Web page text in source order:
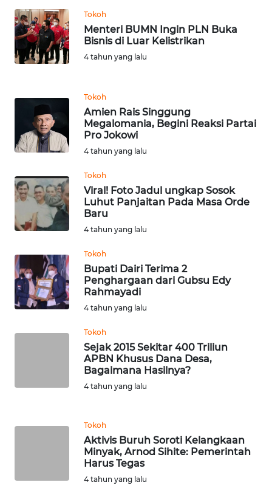
Tokoh
Menteri BUMN Ingin PLN Buka
Bisnis di Luar Kelistrikan
4 tahun yang lalu
Tokoh
Amien Rais Singgung
Megalomania, Begini Reaksi Partai
Pro Jokowi
4 tahun yang lalu
Tokoh
Viral! Foto Jadul ungkap Sosok
Luhut Panjaitan Pada Masa Orde
Baru
4 tahun yang lalu
Tokoh
Bupati Dairi Terima 2
Penghargaan dari Gubsu Edy
Rahmayadi
4 tahun yang lalu
Tokoh
Sejak 2015 Sekitar 400 Triliun
APBN Khusus Dana Desa,
Bagaimana Hasilnya?
4 tahun yang lalu
Tokoh
Aktivis Buruh Soroti Kelangkaan
Minyak, Arnod Sihite: Pemerintah
Harus Tegas
4 tahun yang lalu
WN
TAPANULI
SELATAN
TANJUNG
LESUNG
WN
WN
SIMALUNGUN
LABUHANBATU
WN
TAPANULI
TENGAH
WN